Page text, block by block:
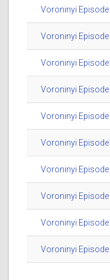
Voroninyi
Voroninyi
Voroninyi
Voroninyi
Voroninyi
Voroninyi
Voroninyi
Voroninyi
Voroninyi
Voroninyi